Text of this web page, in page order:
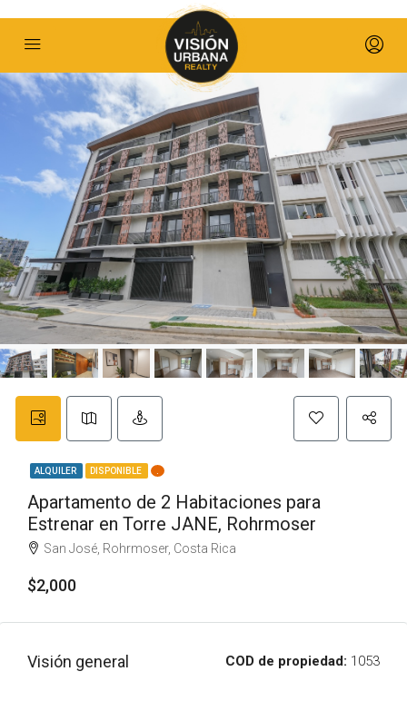
ALQUILER DISPONIBLE
Apartamento de 2 Habitaciones para
Estrenar en Torre JANE, Rohrmoser
San José, Rohrmoser, Costa Rica
$2,000
Visión general COD de propiedad: 1053